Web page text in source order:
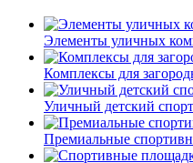
Элементы уличных
Комплексы для
Уличный детский
Премиальные